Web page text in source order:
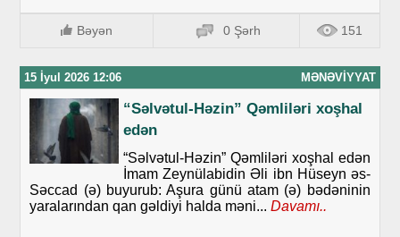
Bəyən 0 Şərh 151
15 İyul 2026 12:06 MƏNƏVIYYAT
“Səlvətul-Həzin” Qəmliləri xoşhal
edən
“Səlvətul-Həzin” Qəmliləri xoşhal edən
İmam Zeynülabidin Əli ibn Hüseyn əs-
Səccad (ə) buyurub: Aşura günü atam (ə) bədəninin
yaralarından qan gəldiyi halda məni... Davamı..